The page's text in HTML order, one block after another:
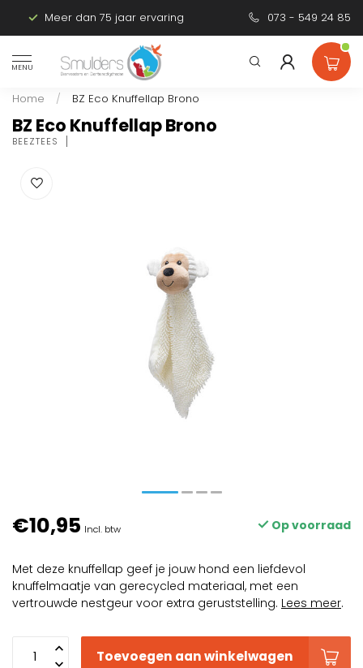
Meer dan 75 jaar ervaring Persoonlijk
073 - 549 24 85
MENU
Home / BZ Eco Knuffellap Brono
BZ Eco Knuffellap Brono
BEEZTEES
€10,95 Incl. btw Op voorraad
Met deze knuffellap geef je jouw hond een liefdevol
knuffelmaatje van gerecycled materiaal, met een
vertrouwde nestgeur voor extra geruststelling. Lees meer.
Toevoegen aan winkelwagen